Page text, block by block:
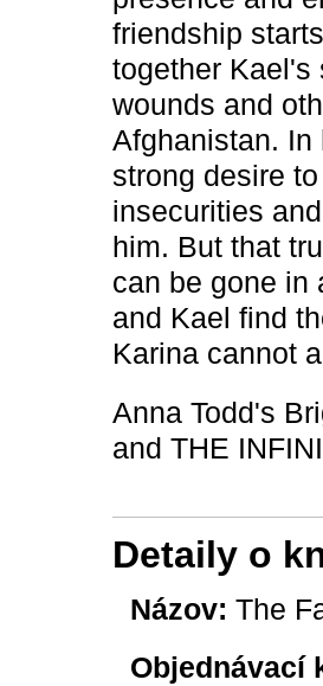
friendship
together Kael's
wounds and
Afghanistan. In
strong desire
insecurities
him. But that
can be gone in
and Kael find
Karina cannot
Anna Todd's
and THE
Detaily o
Názov: The
Objednávací